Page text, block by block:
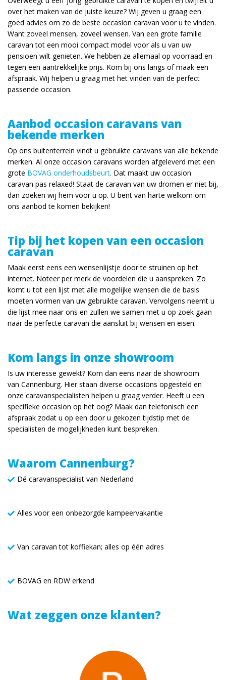
over het maken van de juiste keuze? Wij geven u graag een
goed advies om zo de beste occasion caravan voor u te vinden.
Want zoveel mensen, zoveel wensen. Van een grote familie
caravan tot een mooi compact model voor als u van uw
pensioen wilt genieten. We hebben ze allemaal op voorraad en
tegen een aantrekkelijke prijs. Kom bij ons langs of maak een
afspraak. Wij helpen u graag met het vinden van de perfect
passende occasion.
Aanbod occasion caravans van
bekende merken
Op ons buitenterrein vindt u gebruikte caravans van alle bekende
merken. Al onze occasion caravans worden afgeleverd met een
grote BOVAG onderhoudsbeurt. Dat maakt uw occasion
caravan pas relaxed! Staat de caravan van uw dromen er niet bij,
dan zoeken wij hem voor u op. U bent van harte welkom om
ons aanbod te komen bekijken!
Tip bij het kopen van een occasion
caravan
Maak eerst eens een wensenlijstje door te struinen op het
internet. Noteer per merk de voordelen die u aanspreken. Zo
komt u tot een lijst met alle mogelijke wensen die de basis
moeten vormen van uw gebruikte caravan. Vervolgens neemt u
die lijst mee naar ons en zullen we samen met u op zoek gaan
naar de perfecte caravan die aansluit bij wensen en eisen.
Kom langs in onze showroom
Is uw interesse gewekt? Kom dan eens naar de showroom
van Cannenburg. Hier staan diverse occasions opgesteld en
onze caravanspecialisten helpen u graag verder. Heeft u een
specifieke occasion op het oog? Maak dan telefonisch een
afspraak zodat u op een door u gekozen tijdstip met de
specialisten de mogelijkheden kunt bespreken.
Waarom Cannenburg?
Dé caravanspecialist van Nederland
Alles voor een onbezorgde kampeervakantie
Van caravan tot koffiekan; alles op één adres
BOVAG en RDW erkend
Wat zeggen onze klanten?